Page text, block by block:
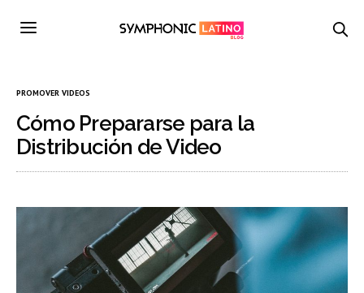
PROMOVER VIDEOS
Cómo Prepararse para la
Distribución de Video